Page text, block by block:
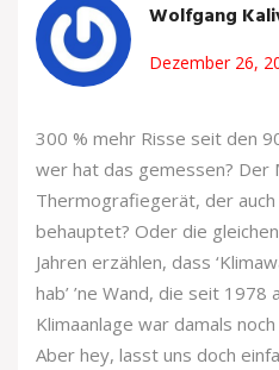
Wolfgang
Dezember 26,
300 % mehr Risse seit den
wer hat das gemessen? Der
Thermografiegerät, der
behauptet? Oder die
Jahren erzählen, dass
hab’ ’ne Wand, die seit
Klimaanlage war damals
Aber hey, lasst uns doch